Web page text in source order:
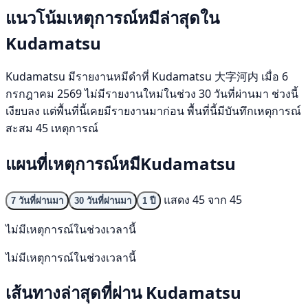
แนวโน้มเหตุการณ์หมีล่าสุดใน
Kudamatsu
Kudamatsu มีรายงานหมีดำที่ Kudamatsu 大字河内 เมื่อ 6
กรกฎาคม 2569 ไม่มีรายงานใหม่ในช่วง 30 วันที่ผ่านมา ช่วงนี้
เงียบลง แต่พื้นที่นี้เคยมีรายงานมาก่อน พื้นที่นี้มีบันทึกเหตุการณ์
สะสม 45 เหตุการณ์
แผนที่เหตุการณ์หมีKudamatsu
7 วันที่ผ่านมา 30 วันที่ผ่านมา 1 ปี
แสดง 45 จาก 45
ไม่มีเหตุการณ์ในช่วงเวลานี้
ไม่มีเหตุการณ์ในช่วงเวลานี้
เส้นทางล่าสุดที่ผ่าน Kudamatsu